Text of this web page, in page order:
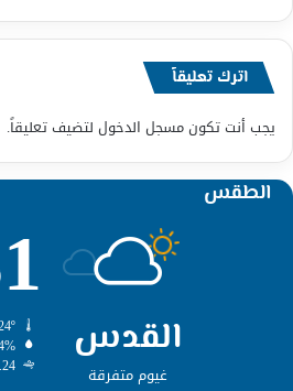
اترك تعليقاً
يجب أنت تكونمسجل الدخول لتضيف تعليقاً.
الطقس
القدس
غيوم متفرقة
2.24